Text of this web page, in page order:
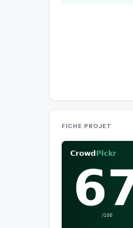
FICHE PROJET